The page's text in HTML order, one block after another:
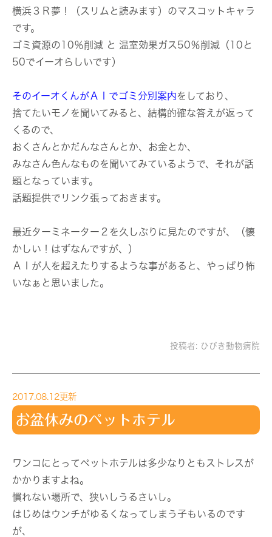
横浜３Ｒ夢！（スリムと読みます）のマスコットキャラ
です。
ゴミ資源の10％削減 と 温室効果ガス50％削減（10と
50でイーオらしいです）
そのイーオくんがＡＩでゴミ分別案内をしており、
捨てたいモノを聞いてみると、結構的確な答えが返って
くるので、
おくさんとかだんなさんとか、お金とか、
みなさん色んなものを聞いてみているようで、それが話
題となっています。
話題提供でリンク張っておきます。
最近ターミネーター２を久しぶりに見たのですが、（懐
かしい！はずなんですが、）
ＡＩが人を超えたりするような事があると、やっぱり怖
いなぁと思いました。
投稿者: ひびき動物病院
2017.08.12更新
お盆休みのペットホテル
ワンコにとってペットホテルは多少なりともストレスが
かかりますよね。
慣れない場所で、狭いしうるさいし。
はじめはウンチがゆるくなってしまう子もいるのです
が、